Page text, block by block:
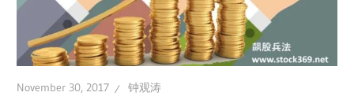
November 30, 2017 钟观涛